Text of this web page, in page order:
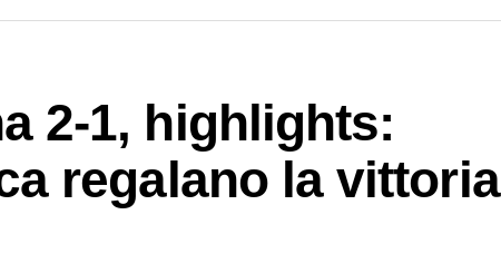
2-1, highlights:
regalano la vittoria